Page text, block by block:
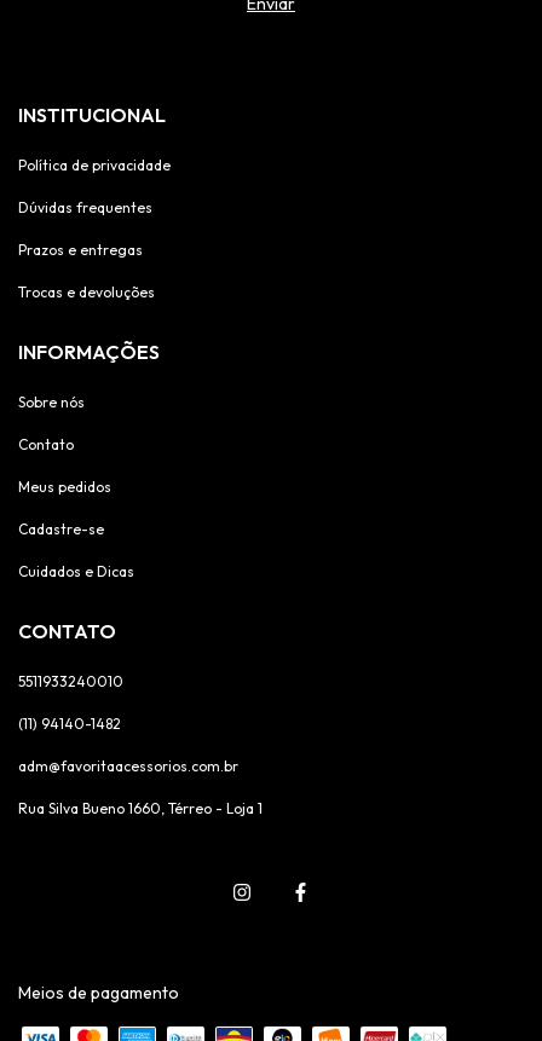
INSTITUCIONAL
Política de privacidade
Dúvidas frequentes
Prazos e entregas
Trocas e devoluções
INFORMAÇÕES
Sobre nós
Contato
Meus pedidos
Cadastre-se
Cuidados e Dicas
CONTATO
5511933240010
(11) 94140-1482
adm@favoritaacessorios.com.br
Rua Silva Bueno 1660, Térreo - Loja 1
Meios de pagamento